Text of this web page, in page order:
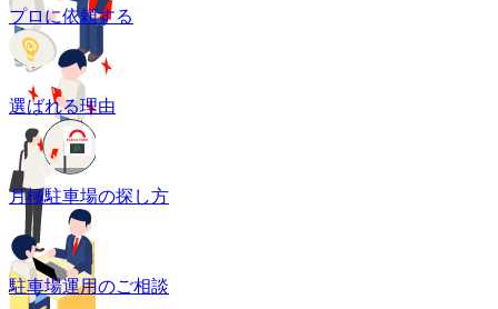
プロに依頼する
選ばれる理由
月極駐車場の探し方
駐車場運用のご相談